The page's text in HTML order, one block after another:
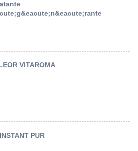
VITAROMA
PUR